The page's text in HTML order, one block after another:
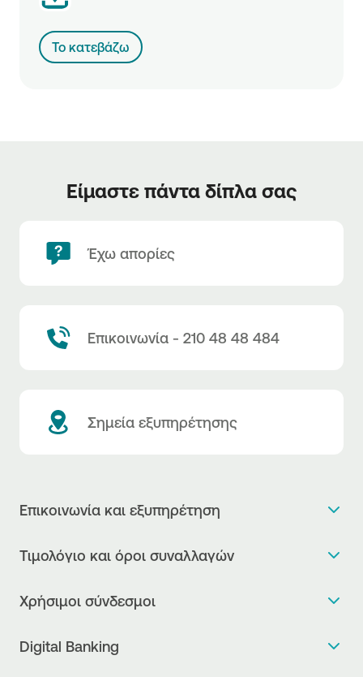
Το κατεβάζω
Είμαστε πάντα δίπλα σας
Έχω απορίες
Επικοινωνία - 210 48 48 484
Σημεία εξυπηρέτησης
Επικοινωνία και εξυπηρέτηση
Η νέα Ψηφιακή Εποχή στις συναλλαγές, έφτασε!
Officer
Τιμολόγιο και όροι συναλλαγών
Δελτίο πληροφόρησης περί τελών
Χρήσιμοι σύνδεσμοι
Digital Banking